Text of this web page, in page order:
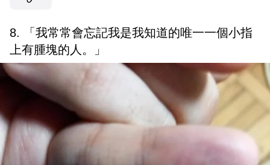
8. 「我常常會忘記我是我知道的唯一一個小指
上有腫塊的人。」